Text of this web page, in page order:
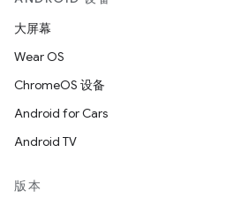
大屏幕
Wear OS
ChromeOS 设备
Android for Cars
Android TV
版本